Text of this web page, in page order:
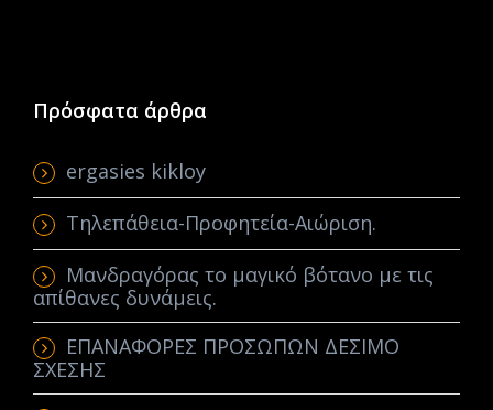
Πρόσφατα άρθρα
ergasies kikloy
Τηλεπάθεια-Προφητεία-Αιώριση.
Μανδραγόρας το μαγικό βότανο με τις
απίθανες δυνάμεις.
ΕΠΑΝΑΦΟΡΕΣ ΠΡΟΣΩΠΩΝ ΔΕΣΙΜΟ
ΣΧΕΣΗΣ